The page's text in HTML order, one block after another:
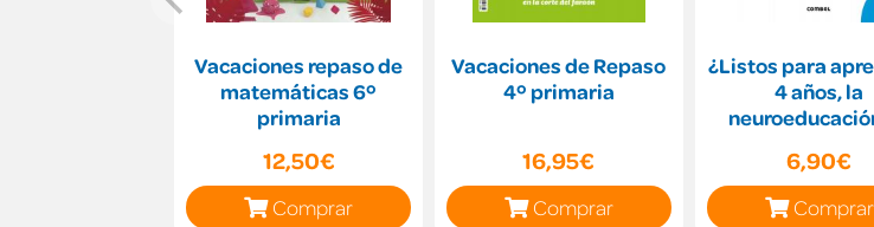
Vacaciones repaso de
matemáticas 6º
primaria
12,50€
Comprar
Vacaciones de Repaso
4º primaria
16,95€
Comprar
¿Listos para
4 años, la
6,90€
Comprar